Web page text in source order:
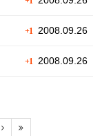
+1 2008.09.26
+1 2008.09.26